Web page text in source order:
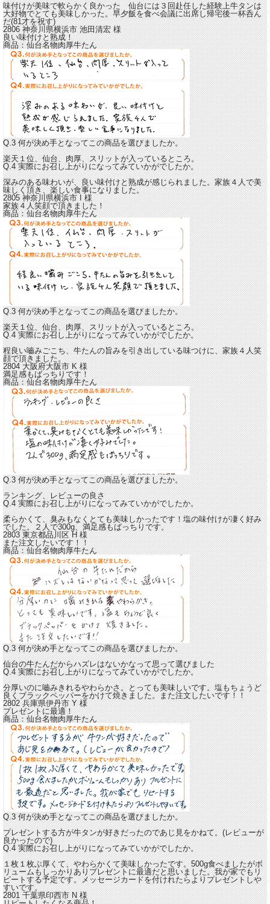
味付けが美味で軟らかく良かった 仙台には３回赴任した経験上牛タンは
大好物でとても美味しかった。早夕飯を食べ会議に出席し帰宅後一杯呑ん
だ(81才を祝す)
2806 神奈川県横浜市池田清宏様
良い味付けと熟成！
商品：仙台名物肉厚牛たん
Q.3 何が決め手となってこの商品を選びましたか。
楽天１位、仙台、肉厚、スリットが入っているところ。
Q.4 実際にお召し上がりになってみていかがでしたか。
深みのある味わいが、良い味付けと熟成が感じられました。家族４人で美
味しく頂き、楽しい食事になりました。
2805 神奈川県横浜市I様
家族４人笑顔で頂きました！
商品：仙台名物肉厚牛たん
Q.3 何が決め手となってこの商品を選びましたか。
楽天１位、仙台、肉厚、スリットが入っているところ。
Q.4 実際にお召し上がりになってみていかがでしたか。
程良い嚙みごこち、牛たんの旨みを引き出している味つけに、家族４人笑
顔で頂きました。
2804 大阪府大阪市K様
満足感もばっちりです！
商品：仙台名物肉厚牛たん
Q.3 何が決め手となってこの商品を選びましたか。
ランキング、レビューの良さ
Q.4 実際にお召し上がりになってみていかがでしたか。
柔らかくて、臭みもなくとても美味しかったです！塩の味付けが凄く好み
でした。２人で300g、満足感もばっちりです。
2803 東京都品川区H様
また注文したいです！！
商品：仙台名物肉厚牛たん
Q.3 何が決め手となってこの商品を選びましたか。
仙台の牛たんだからハズレはないかなって思って選びました
Q.4 実際にお召し上がりになってみていかがでしたか。
分厚いのに嚙みきれるやわらかさ。とっても美味しいです。塩もちょうど
良くブラックペッパーをかけて焼きました。また注文したいです！！
2802 兵庫県伊丹市Y様
プレゼントに最適！
商品：仙台名物肉厚牛たん
Q.3 何が決め手となってこの商品を選びましたか。
プレゼントする方が牛タンが好きだったのであじ見をかねて。(レビューが
良かったので)
Q.4 実際にお召し上がりになってみていかがでしたか。
１枚１枚ぶ厚くて、やわらかくて美味しかったです。500g食べましたがボ
リュームもしっかりありプレゼントに最適だと思いました。我が家でもリ
ピートする予定です。メッセージカードを付けれたらよりプレゼントしや
すいです。
2801 千葉県印西市N様